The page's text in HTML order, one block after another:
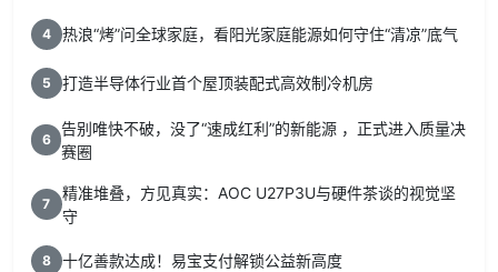
4 热浪“烤”问全球家庭，看阳光家庭能源如何守住“清凉”底气
5 打造半导体行业首个屋顶装配式高效制冷机房
6
告别唯快不破，没了“速成红利”的新能源 ，正式进入质量决
赛圈
7
精准堆叠，方见真实：AOC U27P3U与硬件茶谈的视觉坚
守
8 十亿善款达成！易宝支付解锁公益新高度